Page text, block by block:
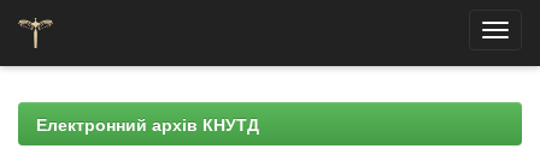
navigationЕлектронний архів КНУТД